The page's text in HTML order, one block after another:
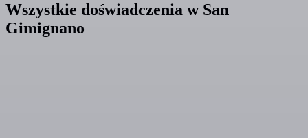
Wszystkie doświadczenia w San
Gimignano